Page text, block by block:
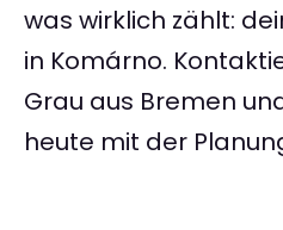
was wirklich zählt:
in Komárno.
Grau aus Bremen
heute mit der